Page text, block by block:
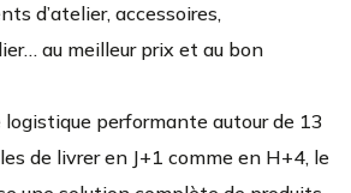
d’atelier, accessoires,
au meilleur prix et au bon
logistique performante autour de 13
de livrer en J+1 comme en H+4, le